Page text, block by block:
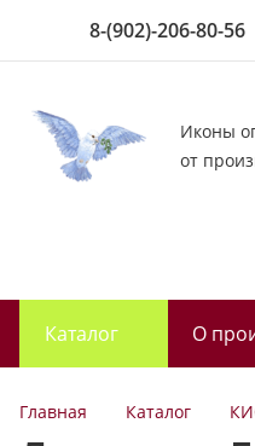
8-(902)-206-80-56
Иконы
от
Каталог О
Главная Каталог